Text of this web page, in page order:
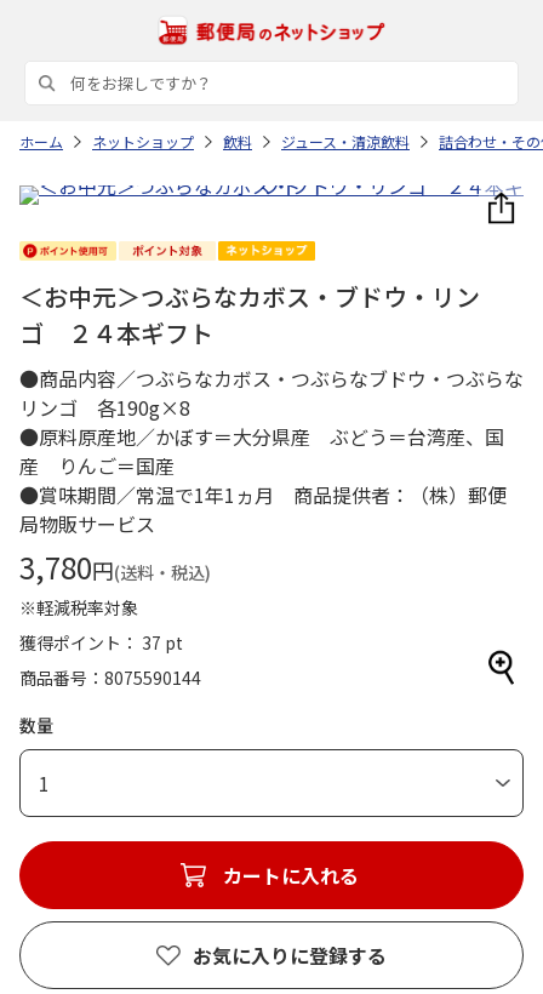
ホーム ネットショップ 飲料 ジュース・清涼飲料 詰合わせ・そ
＜お中元＞つぶらなカボス・ブドウ・リン
ゴ ２４本ギフト
●商品内容／つぶらなカボス・つぶらなブドウ・つぶらな
リンゴ 各190g×8
●原料原産地／かぼす＝大分県産 ぶどう＝台湾産、国
産 りんご＝国産
●賞味期間／常温で1年1ヵ月 商品提供者：（株）郵便
局物販サービス
3,780円(送料・税込)
※軽減税率対象
獲得ポイント： 37 pt
商品番号
8075590144
数量
1
カートに入れる
お気に入りに登録する